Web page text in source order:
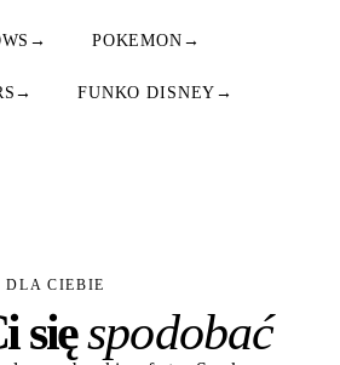
→ POKEMON →
→ FUNKO DISNEY →
DLA CIEBIE
sięspodobać